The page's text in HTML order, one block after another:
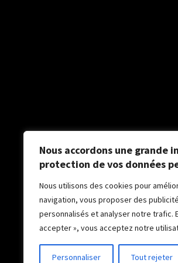
Nous accordons une grande
protection de vos données
Nous utilisons des cookies pour
navigation, vous proposer des
personnalisés et analyser notre trafic.
accepter », vous acceptez notre
Personnaliser Tout rejeter